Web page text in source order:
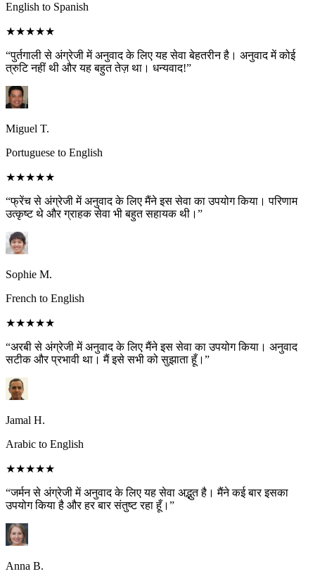
English to Spanish
★★★★★
“पुर्तगाली से अंग्रेजी में अनुवाद के लिए यह सेवा बेहतरीन है। अनुवाद में कोई
त्रुटि नहीं थी और यह बहुत तेज़ था। धन्यवाद!”
Miguel T.
Portuguese to English
★★★★★
“फ्रेंच से अंग्रेजी में अनुवाद के लिए मैंने इस सेवा का उपयोग किया। परिणाम
उत्कृष्ट थे और ग्राहक सेवा भी बहुत सहायक थी।”
Sophie M.
French to English
★★★★★
“अरबी से अंग्रेजी में अनुवाद के लिए मैंने इस सेवा का उपयोग किया। अनुवाद
सटीक और प्रभावी था। मैं इसे सभी को सुझाता हूँ।”
Jamal H.
Arabic to English
★★★★★
“जर्मन से अंग्रेजी में अनुवाद के लिए यह सेवा अद्भुत है। मैंने कई बार इसका
उपयोग किया है और हर बार संतुष्ट रहा हूँ।”
Anna B.